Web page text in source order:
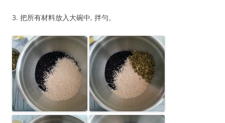
3. 把所有材料放入大碗中, 拌勻。